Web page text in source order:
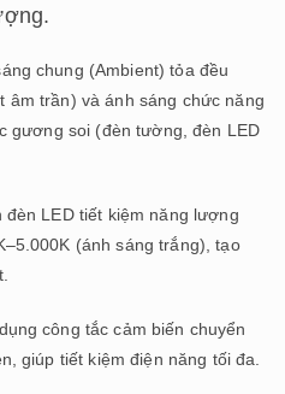
chung (Ambient) tỏa đều
âm trần) và ánh sáng chức năng
gương soi (đèn tường, đèn LED
LED tiết kiệm năng lượng
(ánh sáng trắng), tạo
công tắc cảm biến chuyển
giúp tiết kiệm điện năng tối đa.